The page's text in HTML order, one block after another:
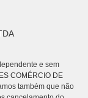
e sem
COMÉRCIO DE
também que não